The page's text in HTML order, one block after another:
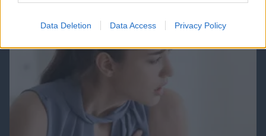
Data Deletion Data Access Privacy Policy